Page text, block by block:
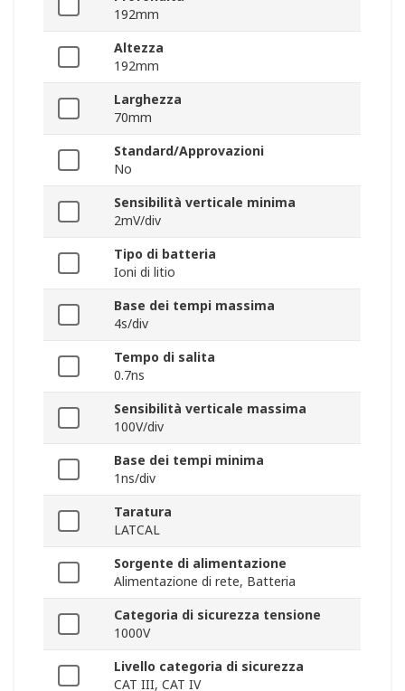
192mm
Altezza
192mm
Larghezza
70mm
Standard/Approvazioni
No
Sensibilità verticale minima
2mV/div
Tipo di batteria
Ioni di litio
Base dei tempi massima
4s/div
Tempo di salita
0.7ns
Sensibilità verticale massima
100V/div
Base dei tempi minima
1ns/div
Taratura
LATCAL
Sorgente di alimentazione
Alimentazione di rete, Batteria
Categoria di sicurezza tensione
1000V
Livello categoria di sicurezza
CAT III, CAT IV